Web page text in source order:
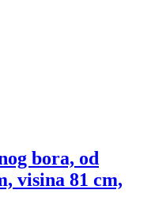
bora, od
visina 81 cm,